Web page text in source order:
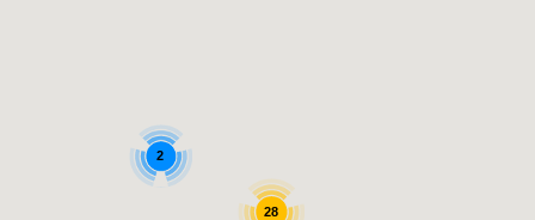
28
2